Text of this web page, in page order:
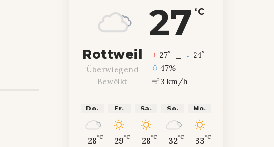
27 °C
Rottweil
Überwiegend
Bewölkt
27° 24°
47%
3 km/h
Do.
28°C
Fr.
29°C
Sa.
28°C
So.
32°C
Mo.
33°C